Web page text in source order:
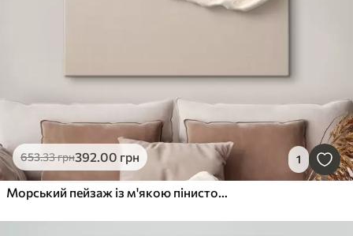
653.33грн392.00 грн 1
Морський пейзаж із м'якою пінистою лінією у стилі акварелі